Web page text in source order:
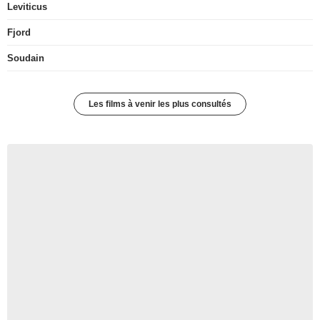
Leviticus
Fjord
Soudain
Les films à venir les plus consultés